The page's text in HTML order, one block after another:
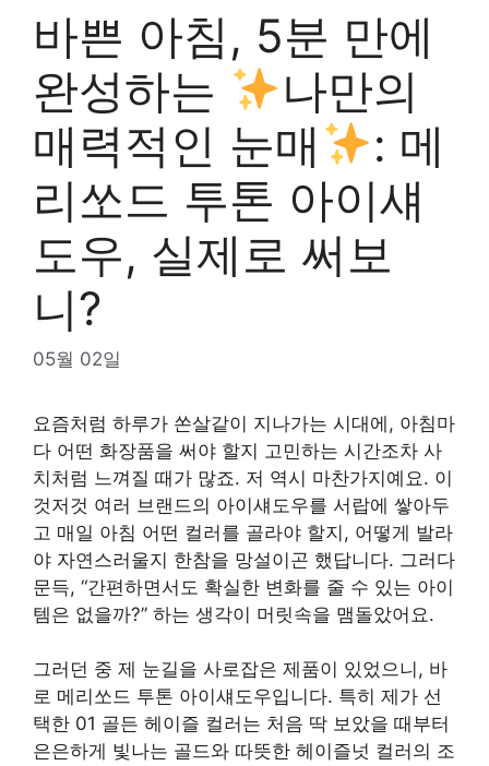
바쁜 아침, 5분 만에
완성하는
나만의
매력적인 눈매
: 메
리쏘드 투톤 아이섀
도우, 실제로 써보
니?
05월 02일
요즘처럼 하루가 쏜살같이 지나가는 시대에, 아침마
다 어떤 화장품을 써야 할지 고민하는 시간조차 사
치처럼 느껴질 때가 많죠. 저 역시 마찬가지예요. 이
것저것 여러 브랜드의 아이섀도우를 서랍에 쌓아두
고 매일 아침 어떤 컬러를 골라야 할지, 어떻게 발라
야 자연스러울지 한참을 망설이곤 했답니다. 그러다
문득, “간편하면서도 확실한 변화를 줄 수 있는 아이
템은 없을까?” 하는 생각이 머릿속을 맴돌았어요.
그러던 중 제 눈길을 사로잡은 제품이 있었으니, 바
로 메리쏘드 투톤 아이섀도우입니다. 특히 제가 선
택한 01 골든 헤이즐 컬러는 처음 딱 보았을 때부터
은은하게 빛나는 골드와 따뜻한 헤이즐넛 컬러의 조